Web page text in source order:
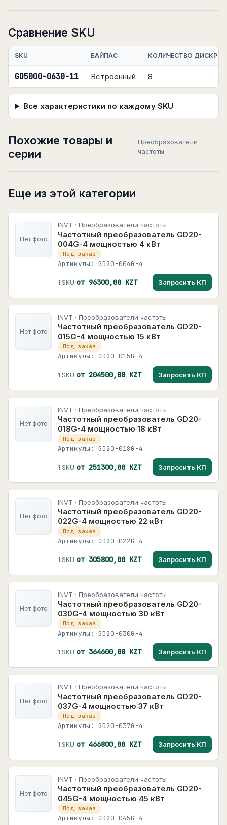
Сравнение SKU
SKU БАЙПАС КОЛИЧЕСТВО
GD5000-0630-11 Встроенный 8
Все характеристики по каждому SKU
Похожие товары и
серии
Преобразователи
частоты
Еще из этой категории
Нет фото
INVT · Преобразователи частоты
Частотный преобразователь GD20-
004G-4 мощностью 4 кВт
Под заказ
Артикулы: GD20-004G-4
1 SKU от 96300,00 KZT Запросить КП
Нет фото
INVT · Преобразователи частоты
Частотный преобразователь GD20-
015G-4 мощностью 15 кВт
Под заказ
Артикулы: GD20-015G-4
1 SKU от 204500,00 KZT Запросить КП
Нет фото
INVT · Преобразователи частоты
Частотный преобразователь GD20-
018G-4 мощностью 18 кВт
Под заказ
Артикулы: GD20-018G-4
1 SKU от 251300,00 KZT Запросить КП
Нет фото
INVT · Преобразователи частоты
Частотный преобразователь GD20-
022G-4 мощностью 22 кВт
Под заказ
Артикулы: GD20-022G-4
1 SKU от 305800,00 KZT Запросить КП
Нет фото
INVT · Преобразователи частоты
Частотный преобразователь GD20-
030G-4 мощностью 30 кВт
Под заказ
Артикулы: GD20-030G-4
1 SKU от 364600,00 KZT Запросить КП
Нет фото
INVT · Преобразователи частоты
Частотный преобразователь GD20-
037G-4 мощностью 37 кВт
Под заказ
Артикулы: GD20-037G-4
1 SKU от 466800,00 KZT Запросить КП
Нет фото
INVT · Преобразователи частоты
Частотный преобразователь GD20-
045G-4 мощностью 45 кВт
Под заказ
Артикулы: GD20-045G-4